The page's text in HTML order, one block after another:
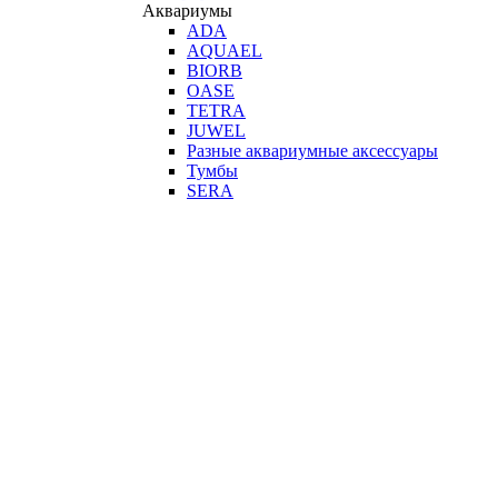
Аквариумы
ADA
AQUAEL
BIORB
OASE
TETRA
JUWEL
Разные аквариумные аксессуары
Тумбы
SERA